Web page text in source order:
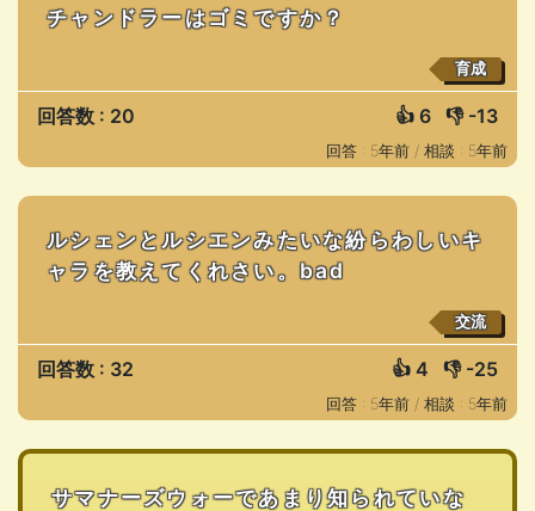
チャンドラーはゴミですか？
育成
回答数 : 20 👍 6 👎 -13
回答 : 5年前 / 相談 : 5年前
ルシェンとルシエンみたいな紛らわしいキ
ャラを教えてくれさい。bad
交流
回答数 : 32 👍 4 👎 -25
回答 : 5年前 / 相談 : 5年前
サマナーズウォーであまり知られていな